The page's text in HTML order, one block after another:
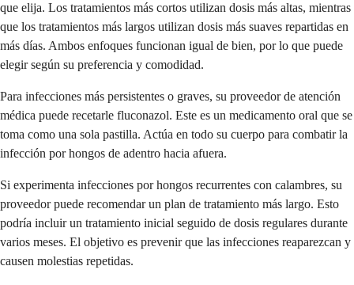
que elija. Los tratamientos más cortos utilizan dosis más altas, mientras
que los tratamientos más largos utilizan dosis más suaves repartidas en
más días. Ambos enfoques funcionan igual de bien, por lo que puede
elegir según su preferencia y comodidad.
Para infecciones más persistentes o graves, su proveedor de atención
médica puede recetarle fluconazol. Este es un medicamento oral que se
toma como una sola pastilla. Actúa en todo su cuerpo para combatir la
infección por hongos de adentro hacia afuera.
Si experimenta infecciones por hongos recurrentes con calambres, su
proveedor puede recomendar un plan de tratamiento más largo. Esto
podría incluir un tratamiento inicial seguido de dosis regulares durante
varios meses. El objetivo es prevenir que las infecciones reaparezcan y
causen molestias repetidas.